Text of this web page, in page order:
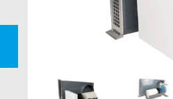
Fotografie